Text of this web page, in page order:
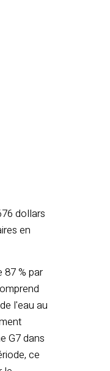
dollars
en
% par
l'eau au
G7 dans
ce